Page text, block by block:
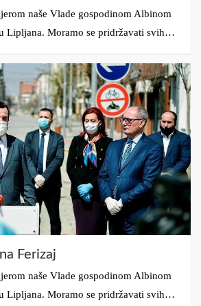
naše Vlade gospodinom Albinom
Lipljana. Moramo se pridržavati svih…
Ferizaj
naše Vlade gospodinom Albinom
Lipljana. Moramo se pridržavati svih…